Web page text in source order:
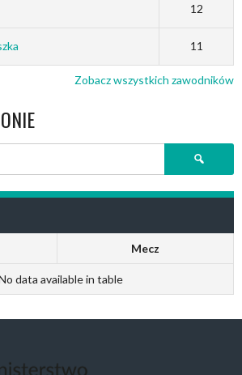
12
11
Zobacz wszystkich zawodników
Szukaj:
Mecz
data available in table